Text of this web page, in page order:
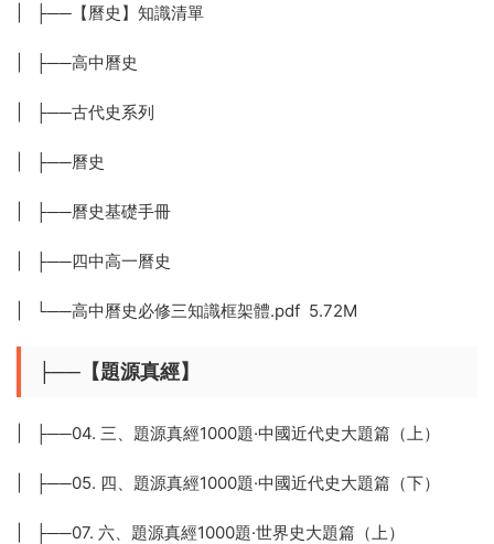
| ├──【曆史】知識清單
| ├──高中曆史
| ├──古代史系列
| ├──曆史
| ├──曆史基礎手冊
| ├──四中高一曆史
| └──高中曆史必修三知識框架體.pdf 5.72M
├──【題源真經】
| ├──04. 三、題源真經1000題·中國近代史大題篇（上）
| ├──05. 四、題源真經1000題·中國近代史大題篇（下）
| ├──07. 六、題源真經1000題·世界史大題篇（上）